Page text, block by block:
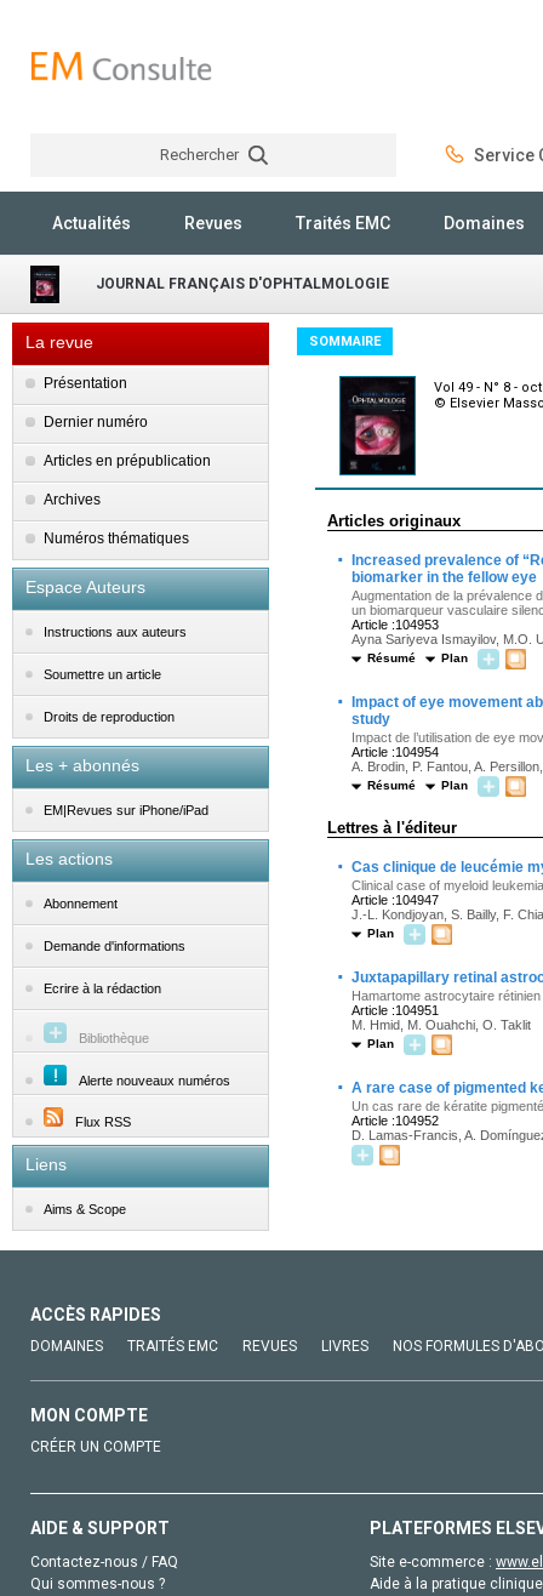
Rechercher Service
Actualités Revues Traités EMC Domaines
JOURNAL FRANÇAIS D'OPHTALMOLOGIE
La revue
Présentation
Dernier numéro
Articles en prépublication
Archives
Numéros thématiques
Espace Auteurs
Instructions aux auteurs
Soumettre un article
Droits de reproduction
Les + abonnés
EM|Revues sur iPhone/iPad
Les actions
Abonnement
Demande d'informations
Ecrire à la rédaction
Bibliothèque
Alerte nouveaux numéros
Flux RSS
Liens
Aims & Scope
SOMMAIRE
Vol 49 - N° 8 -
© Elsevier
Articles originaux
·
Increased prevalence of
biomarker in the fellow eye
Augmentation de la prévalence
un biomarqueur vasculaire
Article :104953
Ayna Sariyeva Ismayilov, M.O.
Résumé Plan
·
Impact of eye movement
study
Impact de l’utilisation de eye
Article :104954
A. Brodin, P. Fantou, A.
Résumé Plan
Lettres à l'éditeur
· Cas clinique de leucémie
Clinical case of myeloid
Article :104947
J.-L. Kondjoyan, S. Bailly, F.
Plan
· Juxtapapillary retinal
Hamartome astrocytaire
Article :104951
M. Hmid, M. Ouahchi, O. Taklit
Plan
· A rare case of pigmented
Un cas rare de kératite
Article :104952
D. Lamas-Francis, A.
ACCÈS RAPIDES
DOMAINES TRAITÉS EMC REVUES LIVRES NOS FORMULES
MON COMPTE
CRÉER UN COMPTE
AIDE & SUPPORT
Contactez-nous / FAQ
Qui sommes-nous ?
PLATEFORMES
Site e-commerce :
Aide à la pratique